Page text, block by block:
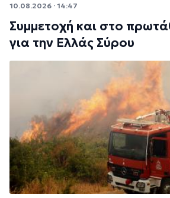
10.08.2026 · 14:47
Συμμετοχή και στο
για την Ελλάς Σύρου